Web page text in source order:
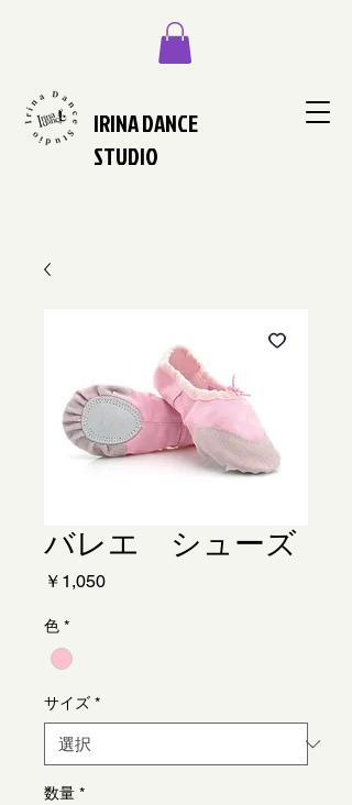
IRINA DANCE
STUDIO
バレエ シューズ
￥1,050価
色 *
サイズ *
数量 *